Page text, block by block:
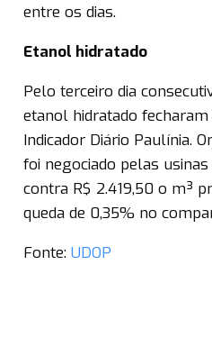
entre os dias.
Etanol hidratado
Pelo terceiro dia
etanol hidratado
Indicador Diário Paulínia.
foi negociado pelas usinas
contra R$ 2.419,50 o m³
queda de 0,35% no
Fonte: UDOP